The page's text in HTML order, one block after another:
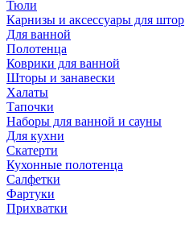
Тюли
Карнизы и аксессуары для штор
Для ванной
Полотенца
Коврики для ванной
Шторы и занавески
Халаты
Тапочки
Наборы для ванной и сауны
Для кухни
Скатерти
Кухонные полотенца
Салфетки
Фартуки
Прихватки